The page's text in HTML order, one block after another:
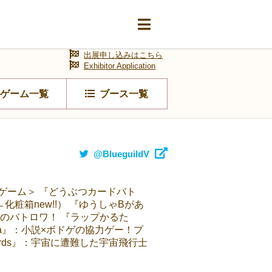
ゲーム一覧 ブース一覧
出展申し込みはこちら
Exhibitor Application
@BlueguildV
ーム＞ 『どうぶつカードバト
粧箱new!!） 『ゆうしゃBがあ
バトロワ！ 『ラップかるた
：小説×ボドゲの協力ゲー！プ
』：宇宙に遭難した宇宙飛行士